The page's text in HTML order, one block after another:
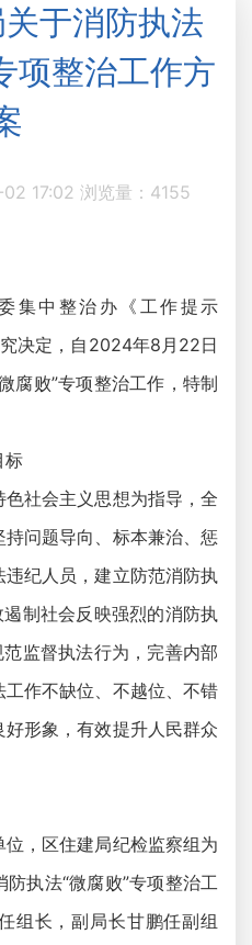
于消防执法
项整治工作方
17:02 浏览量： 4155
中整治办《工作提示
决定，自2024年8月22日
腐败”专项整治工作，特制
社会主义思想为指导，全
问题导向、标本兼治、惩
纪人员，建立防范消防执
制社会反映强烈的消防执
监督执法行为，完善内部
作不缺位、不越位、不错
形象，有效提升人民群众
，区住建局纪检监察组为
执法“微腐败”专项整治工
组长，副局长甘鹏任副组